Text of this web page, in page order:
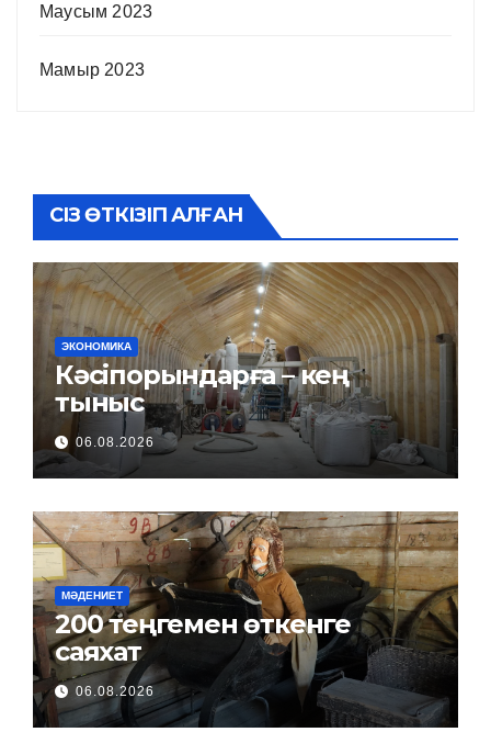
Маусым 2023
Мамыр 2023
СІЗ ӨТКІЗІП АЛҒАН
ЭКОНОМИКА
Кәсіпорындарға – кең
тыныс
06.08.2026
МӘДЕНИЕТ
200 теңгемен өткенге
саяхат
06.08.2026